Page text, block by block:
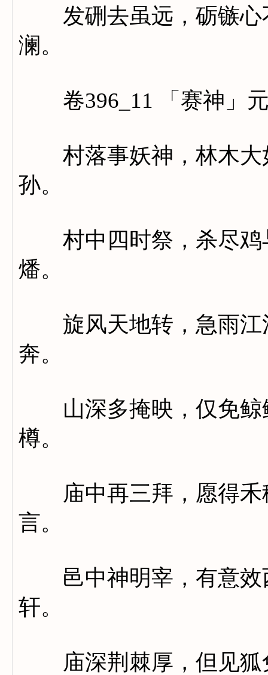
发硎去虽远，砺镞心
澜。
卷396_11 「赛神」
村落事妖神，林木大
孙。
村中四时祭，杀尽鸡
燔。
旋风天地转，急雨江
奔。
山深多掩映，仅免鲸
樽。
庙中再三拜，愿得禾
言。
邑中神明宰，有意效
轩。
庙深荆棘厚，但见狐